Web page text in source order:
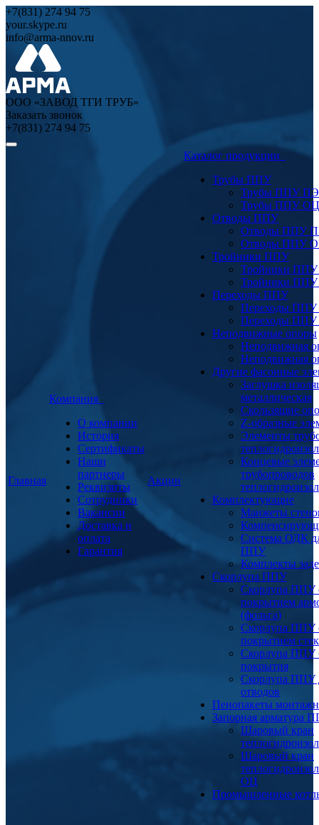
+7(831) 274 94 75
your.skype.ru
info@arma-nnov.ru
ООО «ЗАВОД ТГИ ТРУБ»
Заказать звонок
+7(831) 274 94 75
Главная
Компания
О компании
История
Сертификаты
Наши
партнеры
Реквизиты
Сотрудники
Вакансии
Доставка и
оплата
Гарантия
Акции
Каталог продукции
Трубы ППУ
Трубы ППУ ПЭ
Трубы ППУ ОЦ
Отводы ППУ
Отводы ППУ
Отводы ППУ
Тройники ППУ
Тройники
Тройники
Переходы ППУ
Переходы
Переходы
Неподвижные опоры
Неподвижная
Неподвижная
Другие фасонные
Заглушка
металлическая
Скользящие
Z-образные
Элементы
Концевые
трубопроводов
Комплектующие
Манжеты
Система ОДК
ППУ
Комплекты
Скорлупа ППУ
Скорлупа ППУ
покрытием
(фольга)
Скорлупа ППУ
покрытием
Скорлупа ППУ
покрытия
Скорлупа ППУ
отводов
Пенопакеты
Запорная арматура
Шаровый кран
Шаровый кран
ОЦ
Промышленные